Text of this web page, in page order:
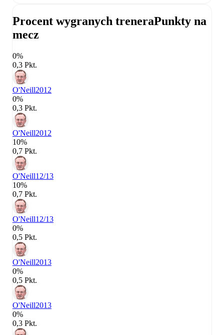
Procent wygranych treneraPunkty na
mecz
0%
0,3 Pkt.
O'Neill2012
0%
0,3 Pkt.
O'Neill2012
10%
0,7 Pkt.
O'Neill12/13
10%
0,7 Pkt.
O'Neill12/13
0%
0,5 Pkt.
O'Neill2013
0%
0,5 Pkt.
O'Neill2013
0%
0,3 Pkt.